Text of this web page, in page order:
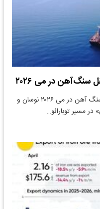
در می ۲۰۲۶
دنیای معدن: نرخ‌های حمل‌ونقل دریایی سنگ آهن در می ۲۰۲۶ نوسان و
مسیر توبارائو…